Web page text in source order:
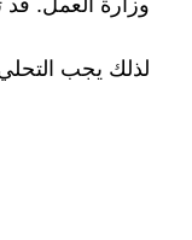
وزارة العمل.
لذلك يجب